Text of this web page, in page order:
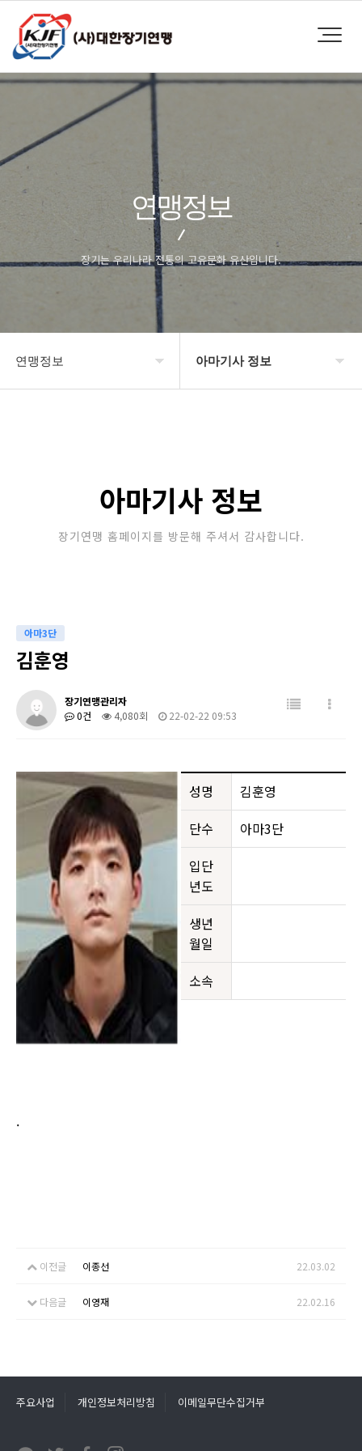
연맹정보
장기는 우리나라 전통의 고유문화 유산입니다.
연맹정보 아마기사 정보
자료실
아마기사 정보
장기연맹 홈페이지를 방문해 주셔서 감사합니다.
아마3단
김훈영
장기연맹관리자
0건
4,080회 22-02-22 09:53
성명
김훈영
단수
아마3단
입단
년도
생년
월일
소속
.
이전글 이종선 22.03.02
다음글 이영재 22.02.16
주요사업 개인정보처리방침 이메일무단수집거부